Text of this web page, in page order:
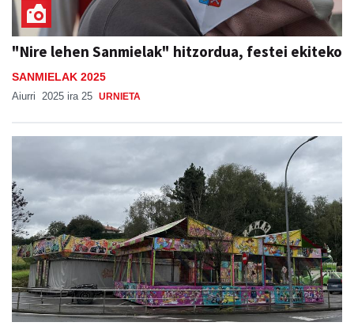
"Nire lehen Sanmielak" hitzordua, festei ekiteko
SANMIELAK 2025
Aiurri 2025 ira 25 URNIETA